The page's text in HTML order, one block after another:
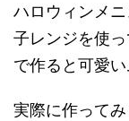
ハロウィンメ
子レンジを使
で作ると可愛い
実際に作って